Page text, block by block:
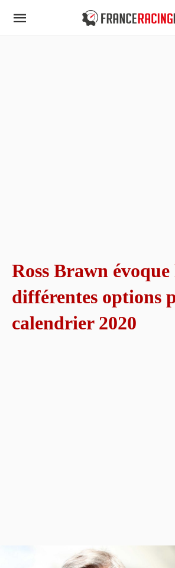
Ross Brawn évoque
différentes options
calendrier 2020